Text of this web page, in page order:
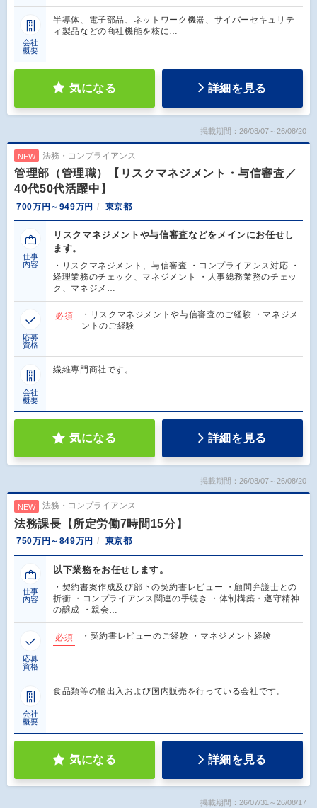
会社
概要
半導体、電子部品、ネットワーク機器、サイバーセキュリテ
ィ製品などの商社機能を核に…
気になる 詳細を見る
掲載期間：26/08/07～26/08/20
NEW 法務・コンプライアンス
管理部（管理職）【リスクマネジメント・与信審査／
40代50代活躍中】
700万円～949万円 東京都
仕事
内容
リスクマネジメントや与信審査などをメインにお任せし
ます。
・リスクマネジメント、与信審査 ・コンプライアンス対応 ・
経理業務のチェック、マネジメント ・人事総務業務のチェッ
ク、マネジメ…
応募
資格
必須
・リスクマネジメントや与信審査のご経験 ・マネジメ
ントのご経験
会社
概要
繊維専門商社です。
気になる 詳細を見る
掲載期間：26/08/07～26/08/20
NEW 法務・コンプライアンス
法務課長【所定労働7時間15分】
750万円～849万円 東京都
仕事
内容
以下業務をお任せします。
・契約書案作成及び部下の契約書レビュー ・顧問弁護士との
折衝 ・コンプライアンス関連の手続き ・体制構築・遵守精神
の醸成 ・親会…
応募
資格
必須 ・契約書レビューのご経験 ・マネジメント経験
会社
概要
食品類等の輸出入および国内販売を行っている会社です。
気になる 詳細を見る
掲載期間：26/07/31～26/08/17